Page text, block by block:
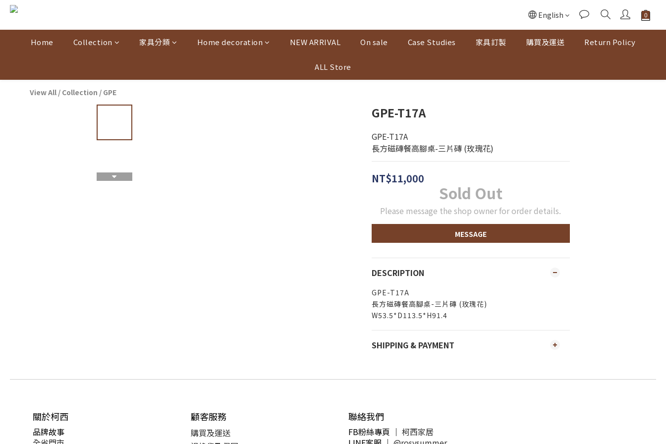
English
Home Collection 家具分類 Home decoration NEW ARRIVAL On sale Case Studies 家具訂製 購買及運送 Return Policy
ALL Store
View All / Collection / GPE
GPE-T17A
GPE-T17A
長方磁磚餐高腳桌-三片磚 (玫瑰花)
NT$11,000
Sold Out
Please message the shop owner for order details.
MESSAGE
DESCRIPTION
GPE-T17A
長方磁磚餐高腳桌-三片磚 (玫瑰花)
W53.5*D113.5*H91.4
SHIPPING & PAYMENT
關於柯西
品牌故事
顧客服務
購買及運送
聯絡我們
FB粉絲專頁 ｜ 柯西家居